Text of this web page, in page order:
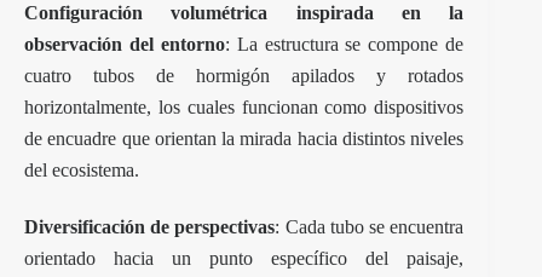
Configuración volumétrica inspirada en la
observación del entorno: La estructura se compone de
cuatro tubos de hormigón apilados y rotados
horizontalmente, los cuales funcionan como dispositivos
de encuadre que orientan la mirada hacia distintos niveles
del ecosistema.
Diversificación de perspectivas: Cada tubo se encuentra
orientado hacia un punto específico del paisaje,